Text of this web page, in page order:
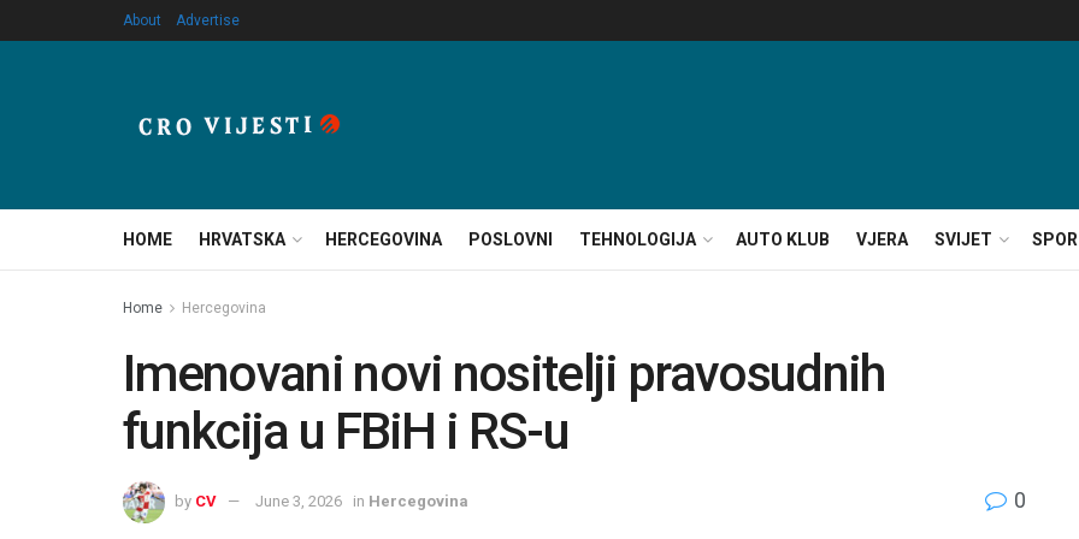
About Advertise
HOME HRVATSKA HERCEGOVINA POSLOVNI TEHNOLOGIJA AUTO KLUB VJERA SVIJET
Home Hercegovina
Imenovani novi nositelji pravosudnih
funkcija u FBiH i RS-u
by CV June 3, 2026 in Hercegovina 0